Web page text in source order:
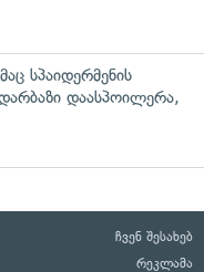
სპაიდერმენის
დაასპოილერა,
ჩვენ შესახებ
რეკლამა